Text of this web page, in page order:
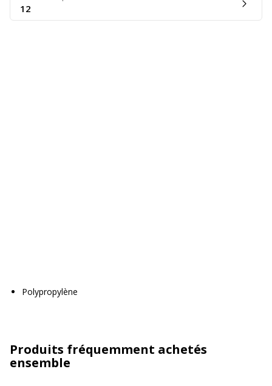
12
Polypropylène
Produits fréquemment achetés
ensemble